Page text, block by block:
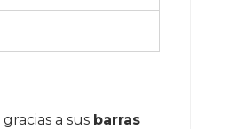
gracias a sus barras